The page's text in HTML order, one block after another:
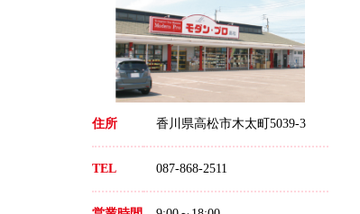
住所 香川県高松市木太町5039-3
TEL 087-868-2511